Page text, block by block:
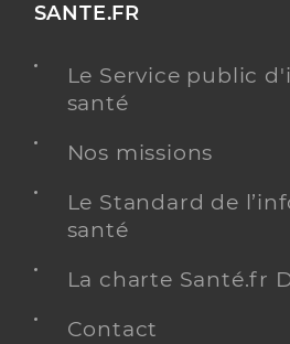
SANTE.FR
Le Service public
santé
Nos missions
Le Standard de
santé
La charte Santé.fr
Contact